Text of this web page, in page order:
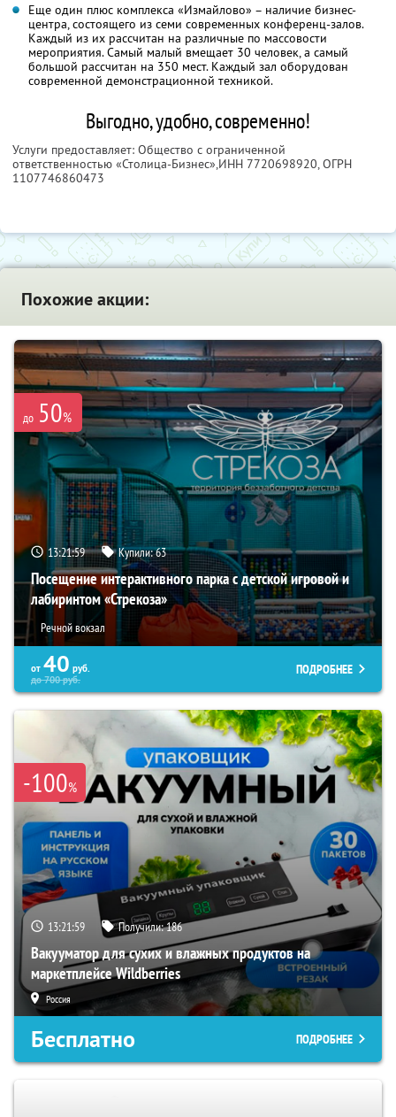
Еще один плюс комплекса «Измайлово» – наличие бизнес-
центра, состоящего из семи современных конференц-залов.
Каждый из их рассчитан на различные по массовости
мероприятия. Самый малый вмещает 30 человек, а самый
большой рассчитан на 350 мест. Каждый зал оборудован
современной демонстрационной техникой.
Выгодно, удобно, современно!
Услуги предоставляет: Общество с ограниченной
ответственностью «Столица-Бизнес»,ИНН 7720698920, ОГРН
1107746860473
Похожие акции:
до 50%
13:21:59 Купили:63
Посещение интерактивного парка с детской игровой и
лабиринтом «Стрекоза»
Речной вокзал
от 40 руб.
до700руб.
ПОДРОБНЕЕ
-100%
13:21:59 Получили:186
Вакууматор для сухих и влажных продуктов на
маркетплейсе Wildberries
Россия
Бесплатно ПОДРОБНЕЕ